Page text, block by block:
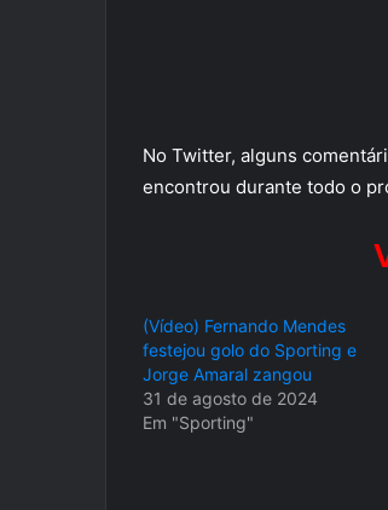
No Twitter, alguns
encontrou durante todo o
(Vídeo) Fernando Mendes
festejou golo do Sporting e
Jorge Amaral zangou
31 de agosto de 2024
Em "Sporting"